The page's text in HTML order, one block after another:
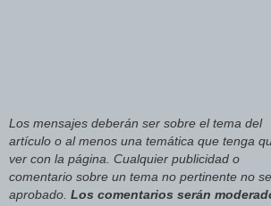
Los mensajes deberán ser sobre el tema del
artículo o al menos una temática que tenga
ver con la página. Cualquier publicidad o
comentario sobre un tema no pertinente no
aprobado. Los comentarios serán